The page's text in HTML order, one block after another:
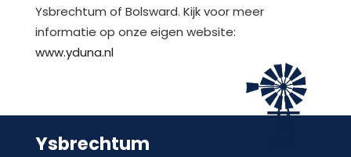
Ysbrechtum of Bolsward. Kijk voor meer
informatie op onze eigen website:
www.yduna.nl
Ysbrechtum